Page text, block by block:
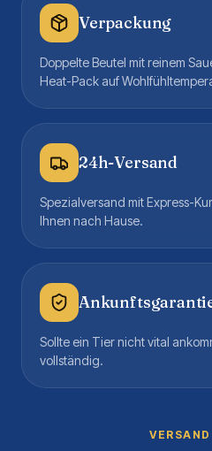
Verpackung
Doppelte Beutel mit reinem
Heat-Pack auf
24h-Versand
Spezialversand mit Express-
Ihnen nach Hause.
Sollte ein Tier nicht vital
vollständig.